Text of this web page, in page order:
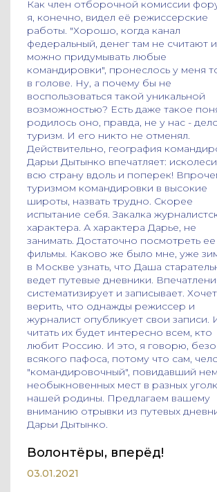
Как член отборочной комиссии
я, конечно, видел её режиссерские
работы. "Хорошо, когда канал
федеральный, денег там не считают и
можно придумывать любые
командировки", пронеслось у меня
в голове. Ну, а почему бы не
воспользоваться такой уникальной
возможностью? Есть даже такое
родилось оно, правда, не у нас -
туризм. И его никто не отменял.
Действительно, география
Дарьи Дытынко впечатляет:
всю страну вдоль и поперек!
туризмом командировки в высокие
широты, назвать трудно. Скорее
испытание себя. Закалка
характера. А характера Дарье, не
занимать. Достаточно посмотреть ее
фильмы. Каково же было мне, уже
в Москве узнать, что Даша
ведет путевые дневники.
систематизирует и записывает.
верить, что однажды режиссер и
журналист опубликует свои записи.
читать их будет интересно всем, кто
любит Россию. И это, я говорю, безо
всякого пафоса, потому что сам,
"командировочный", повидавший
необыкновенных мест в разных
нашей родины. Предлагаем вашему
вниманию отрывки из путевых
Дарьи Дытынко.
Волонтёры, вперёд!
03.01.2021